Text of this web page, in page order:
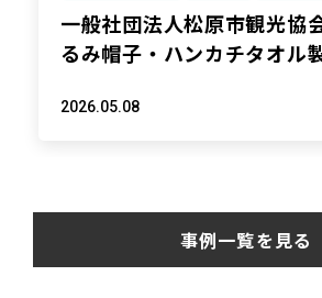
一般社団法人松原市観光協
るみ帽子・ハンカチタオル
2026.05.08
事例一覧を見る